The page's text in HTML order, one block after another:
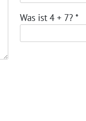
Was ist 4 + 7? *